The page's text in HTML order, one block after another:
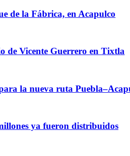
de la Fábrica, en Acapulco
de Vicente Guerrero en Tixtla
la nueva ruta
ya fueron distribuidos